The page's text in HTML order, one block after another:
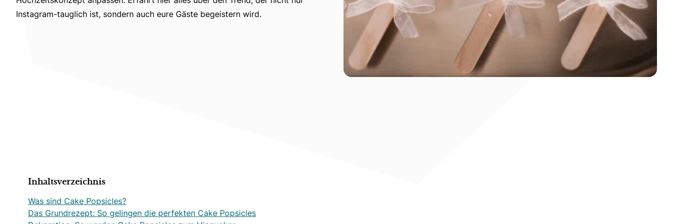
Instagram-tauglich ist, sondern auch eure Gäste begeistern wird.
Inhaltsverzeichnis
Was sind Cake Popsicles?
Das Grundrezept: So gelingen die perfekten Cake Popsicles